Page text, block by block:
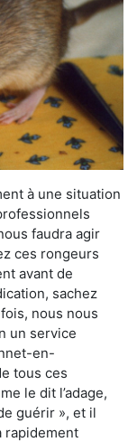
à une situation
faudra agir
ces rongeurs
avant de
sachez
nous nous
un service
en-
tous ces
le dit l’adage,
guérir », et il
rapidement